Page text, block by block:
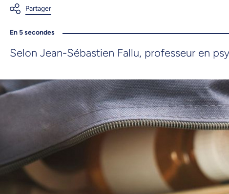
En 5 secondes
Selon Jean-Sébastien Fallu, professeur en